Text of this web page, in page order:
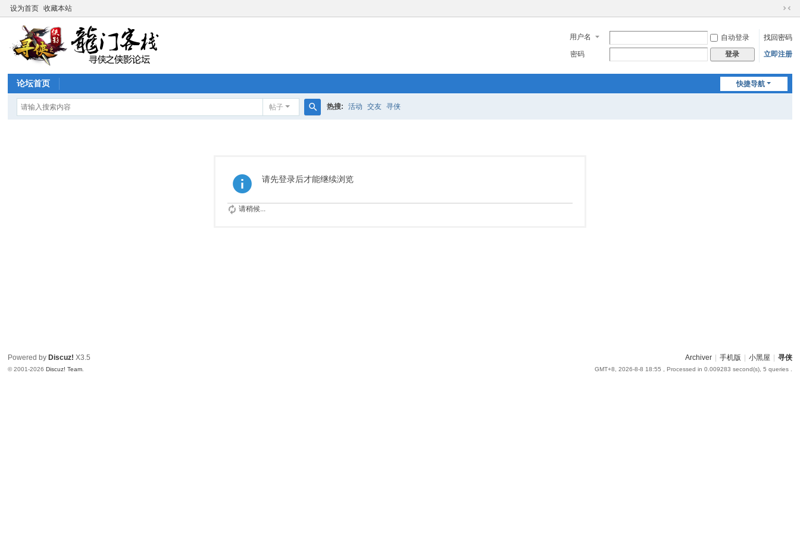
设为首页 收藏本站
切
到
窄
用户名 自动登录
找回密码
密码
登录 立即注册
快捷导航
论坛首页
帖子 热搜: 活动 交友 寻侠
请先登录后才能继续浏览
请稍候...
Archiver 手机版 小黑屋 寻侠
GMT+8, 2026-8-8 18:55 , Processed in 0.009283 second(s), 5 queries .
Powered by Discuz! X3.5
© 2001-2026Discuz! Team